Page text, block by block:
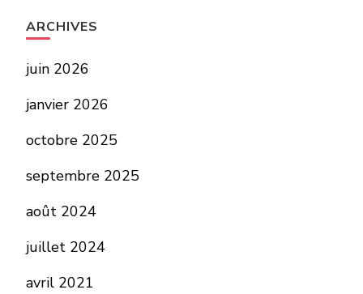
ARCHIVES
juin 2026
janvier 2026
octobre 2025
septembre 2025
août 2024
juillet 2024
avril 2021